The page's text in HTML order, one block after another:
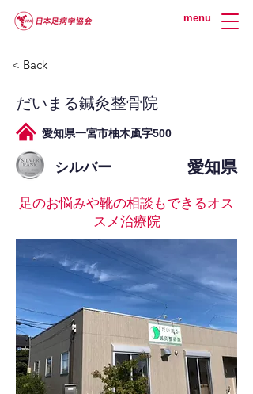
menu
< Back
だいまる鍼灸整骨院
愛知県一宮市柚木颪字500
シルバー 愛知県
足のお悩みや靴の相談もできるオス
スメ治療院